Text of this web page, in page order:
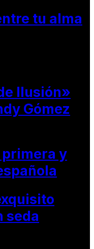
tu alma
Ilusión»
Gómez
primera y
seda